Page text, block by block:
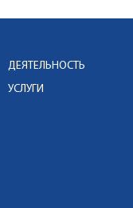
ДЕЯТЕЛЬНОСТЬ
УСЛУГИ